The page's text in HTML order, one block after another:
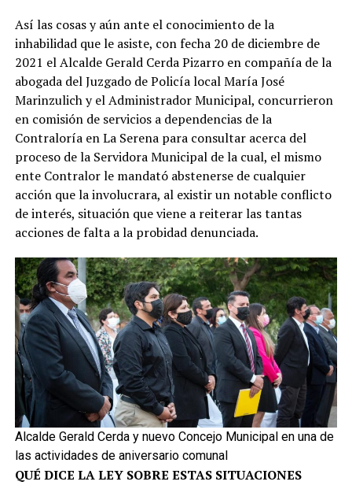
Así las cosas y aún ante el conocimiento de la
inhabilidad que le asiste, con fecha 20 de diciembre de
2021 el Alcalde Gerald Cerda Pizarro en compañía de la
abogada del Juzgado de Policía local María José
Marinzulich y el Administrador Municipal, concurrieron
en comisión de servicios a dependencias de la
Contraloría en La Serena para consultar acerca del
proceso de la Servidora Municipal de la cual, el mismo
ente Contralor le mandató abstenerse de cualquier
acción que la involucrara, al existir un notable conflicto
de interés, situación que viene a reiterar las tantas
acciones de falta a la probidad denunciada.
Alcalde Gerald Cerda y nuevo Concejo Municipal en una de
las actividades de aniversario comunal
QUÉ DICE LA LEY SOBRE ESTAS SITUACIONES